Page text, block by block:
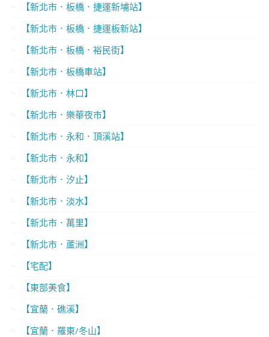
【新北市．板橋．捷運新埔站】
【新北市．板橋．捷運板新站】
【新北市．板橋．裕民街】
【新北市．板橋車站】
【新北市．林口】
【新北市．樂華夜市】
【新北市．永和．頂溪站】
【新北市．永和】
【新北市．汐止】
【新北市．淡水】
【新北市．萬里】
【新北市．蘆洲】
【宅配】
【東部美食】
【宜蘭．礁溪】
【宜蘭．羅東/冬山】